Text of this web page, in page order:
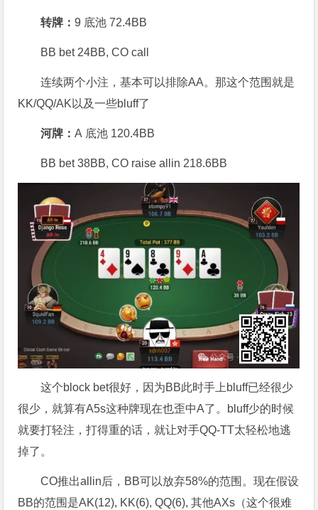
转牌：9 底池 72.4BB
BB bet 24BB, CO call
连续两个小注，基本可以排除AA。那这个范围就是
KK/QQ/AK以及一些bluff了
河牌：A 底池 120.4BB
BB bet 38BB, CO raise allin 218.6BB
这个block bet很好，因为BB此时手上bluff已经很少
很少，就算有A5s这种牌现在也歪中A了。bluff少的时候
就要打轻注，打得重的话，就让对手QQ-TT太轻松地逃
掉了。
CO推出allin后，BB可以放弃58%的范围。现在假设
BB的范围是AK(12), KK(6), QQ(6), 其他AXs（这个很难